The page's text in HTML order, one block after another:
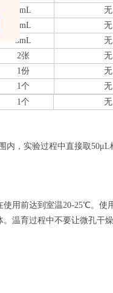
3mL
无
3mL
无
3mL
无
2张
无
1份
无
1个
无
1个
无
内，实验过程中直接取50μL
用前达到室温20-25℃。使
温育过程中不要让微孔干燥